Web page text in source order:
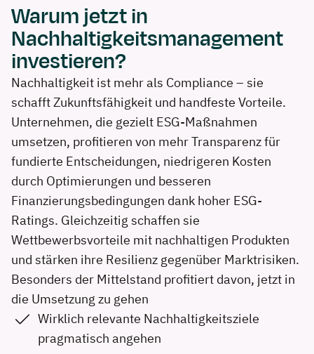
Warum jetzt in
Nachhaltigkeits­management
investieren?
Nachhaltigkeit ist mehr als Compliance – sie
schafft Zukunftsfähigkeit und handfeste Vorteile.
Unternehmen, die gezielt ESG-Maßnahmen
umsetzen, profitieren von mehr Transparenz für
fundierte Entscheidungen, niedrigeren Kosten
durch Optimierungen und besseren
Finanzierungsbedingungen dank hoher ESG-
Ratings. Gleichzeitig schaffen sie
Wettbewerbsvorteile mit nachhaltigen Produkten
und stärken ihre Resilienz gegenüber Marktrisiken.
Besonders der Mittelstand profitiert davon, jetzt in
die Umsetzung zu gehen
Wirklich relevante Nachhaltigkeitsziele
pragmatisch angehen